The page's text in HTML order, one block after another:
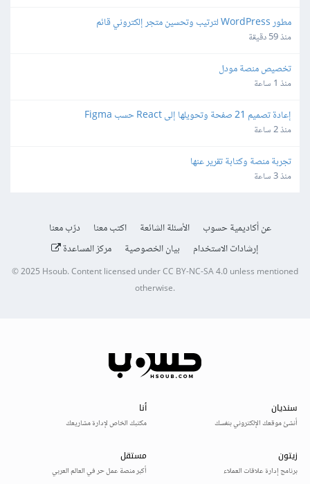
مطور WordPress لترتيب وتحسين متجر إلكتروني قائم
منذ 59 دقيقة
تخصيص منصة مودل
منذ 1 ساعة
إعادة تصميم 21 صفحة وتحويلها إلى React حسب Figma
منذ 2 ساعة
تجربة منصة وكتابة تقرير عنها
منذ 3 ساعة
عن أكاديمية حسوب الأسئلة الشائعة اكتب معنا
درّب معنا
إرشادات الاستخدام
بيان الخصوصية مركز المساعدة
© 2025 Hsoub.Content licensed underCC BY-NC-SA 4.0unless mentioned
otherwise.